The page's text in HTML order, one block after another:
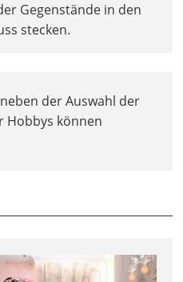
Gegenstände in den
stecken.
der Auswahl der
Hobbys können